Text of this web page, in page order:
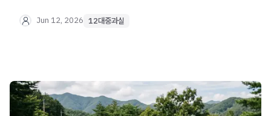
가능성을 입증하여 억울한 형사 처벌 위기를 벗어나는
Jun 12, 2026 12대중과실